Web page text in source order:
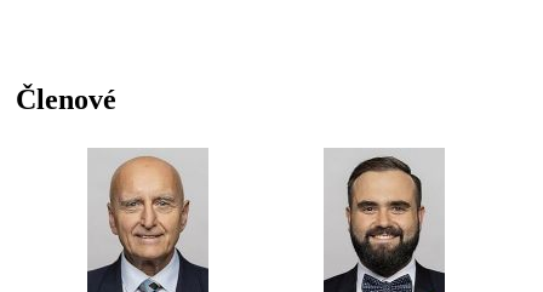
Členové